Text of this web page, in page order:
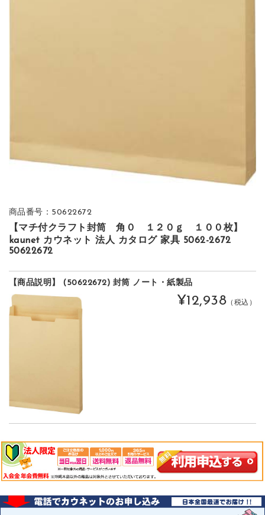
商品番号：50622672
【マチ付クラフト封筒 角０ １２０ｇ １００枚】
kaunet カウネット 法人 カタログ 家具 5062-2672
50622672
【商品説明】 (50622672) 封筒 ノート・紙製品
¥12,938 （税込）